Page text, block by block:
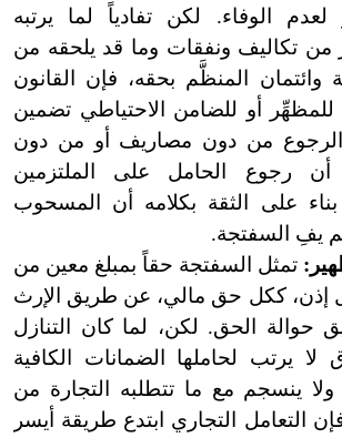
الوفاء. لكن تفادياً لما يرتبه
من تكاليف ونفقات وما قد يلحقه من
وائتمان المنظَّم بحقه، فإن القانون
للمظهِّر أو للضامن الاحتياطي تضمين
من دون مصاريف أو من دون
أن رجوع الحامل على الملتزمين
على الثقة بكلامه أن المسحوب
يفِ السفتجة.
تمثل السفتجة حقاً بمبلغ معين من
إذن، ككل حق مالي، عن طريق الإرث
حوالة الحق. لكن، لما كان التنازل
لا يرتب لحاملها الضمانات الكافية
ولا ينسجم مع ما تتطلبه التجارة من
التعامل التجاري ابتدع طريقة أيسر